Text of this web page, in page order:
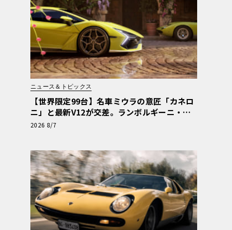
ニュース＆トピックス
【世界限定99台】名車ミウラの意匠「カネロ
ニ」と最新V12が交差。ランボルギーニ・レ
ヴエルトに60周年記念車が登場
2026 8/7